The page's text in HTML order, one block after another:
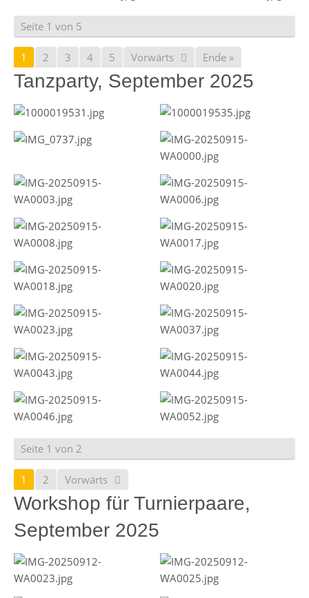
Seite 1 von 5
1 2 3 4 5 Vorwärts Ende »
Tanzparty, September 2025
Seite 1 von 2
1 2 Vorwärts
Workshop für Turnierpaare,
September 2025